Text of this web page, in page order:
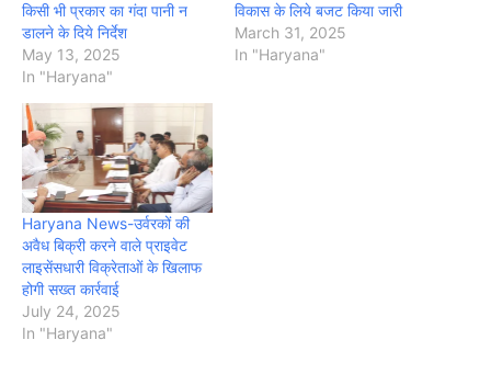
किसी भी प्रकार का गंदा पानी न
डालने के दिये निर्देश
May 13, 2025
In "Haryana"
विकास के लिये बजट किया जारी
March 31, 2025
In "Haryana"
Haryana News-उर्वरकों की
अवैध बिक्री करने वाले प्राइवेट
लाइसेंसधारी विक्रेताओं के खिलाफ
होगी सख्त कार्रवाई
July 24, 2025
In "Haryana"